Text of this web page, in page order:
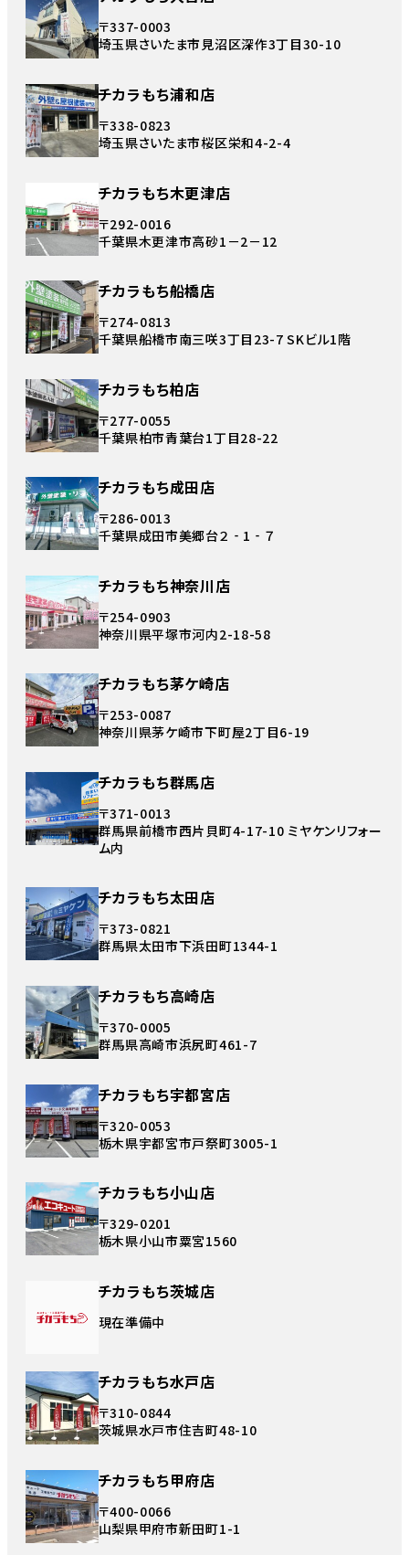
〒337-0003
埼玉県さいたま市見沼区深作3丁目30-10
チカラもち浦和店
〒338-0823
埼玉県さいたま市桜区栄和4-2-4
チカラもち木更津店
〒292-0016
千葉県木更津市高砂1－2－12
チカラもち船橋店
〒274-0813
千葉県船橋市南三咲3丁目23-7 SKビル1階
チカラもち柏店
〒277-0055
千葉県柏市青葉台1丁目28-22
チカラもち成田店
〒286-0013
千葉県成田市美郷台２‐1‐７
チカラもち神奈川店
〒254-0903
神奈川県平塚市河内2-18-58
チカラもち茅ケ崎店
〒253-0087
神奈川県茅ケ崎市下町屋2丁目6-19
チカラもち群馬店
〒371-0013
群馬県前橋市西片貝町4-17-10 ミヤケンリフォー
ム内
チカラもち太田店
〒373-0821
群馬県太田市下浜田町1344-1
チカラもち高崎店
〒370-0005
群馬県高崎市浜尻町461-7
チカラもち宇都宮店
〒320-0053
栃木県宇都宮市戸祭町3005-1
チカラもち小山店
〒329-0201
栃木県小山市粟宮1560
チカラもち茨城店
現在準備中
チカラもち水戸店
〒310-0844
茨城県水戸市住吉町48-10
チカラもち甲府店
〒400-0066
山梨県甲府市新田町1-1